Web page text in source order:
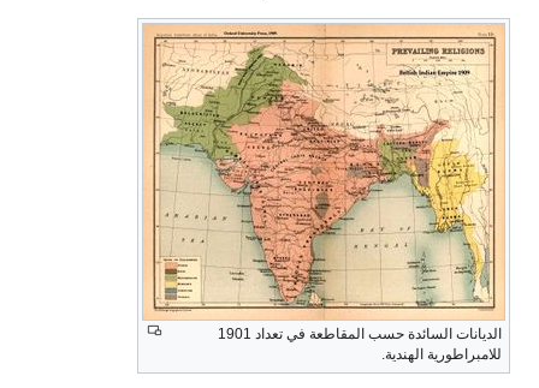
الديانات السائدة حسب المقاطعة في تعداد 1901
الهندية.